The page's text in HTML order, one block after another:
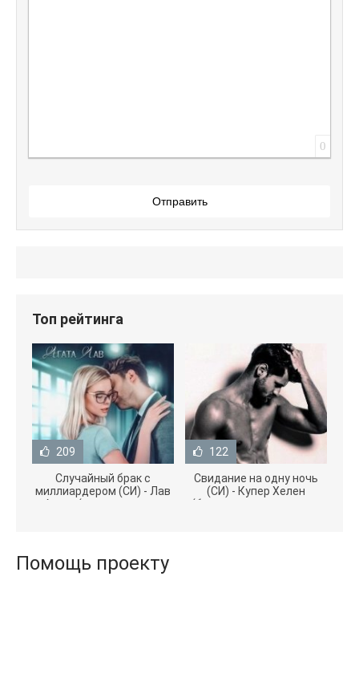
0
Отправить
Топ рейтинга
209
Случайный брак с
миллиардером (СИ) - Лав
Агата (полная версия
122
Свидание на одну ночь
(СИ) - Купер Хелен
(бесплатные серии книг
Помощь проекту